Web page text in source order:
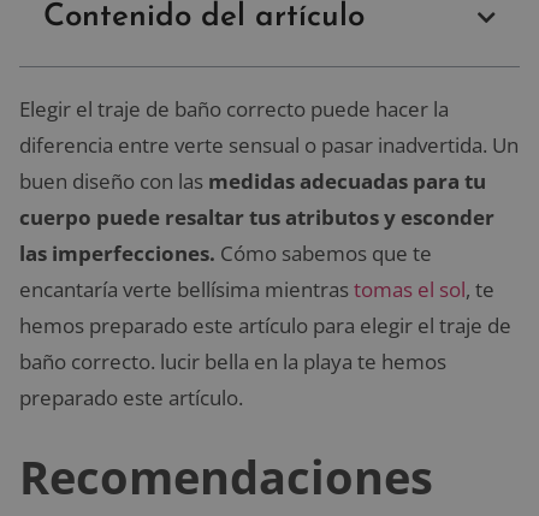
Contenido del artículo
Elegir el traje de baño correcto puede hacer la
diferencia entre verte sensual o pasar inadvertida. Un
buen diseño con las medidas adecuadas para tu
cuerpo puede resaltar tus atributos y esconder
las imperfecciones. Cómo sabemos que te
encantaría verte bellísima mientrastomas el sol, te
hemos preparado este artículo para elegir el traje de
baño correcto. lucir bella en la playa te hemos
preparado este artículo.
Recomendaciones